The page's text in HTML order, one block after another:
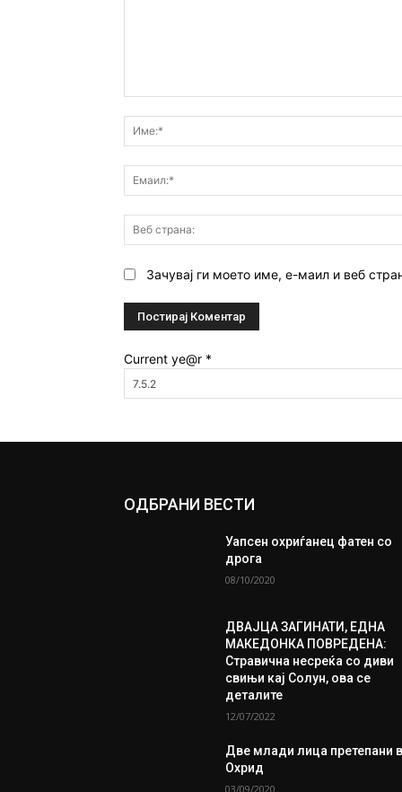
Зачувај ги моето име, е-маил и веб
Current ye@r *
ОДБРАНИ ВЕСТИ
Уапсен охриѓанец фатен со
дрога
08/10/2020
ДВАЈЦА ЗАГИНАТИ, ЕДНА
МАКЕДОНКА ПОВРЕДЕНА:
Стравична несреќа со диви
свињи кај Солун, ова се
деталите
12/07/2022
Две млади лица претепани
Охрид
03/09/2020